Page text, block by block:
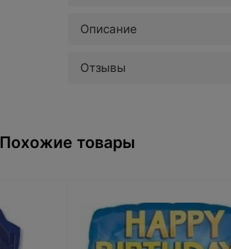
Описание
Отзывы
Похожие товары